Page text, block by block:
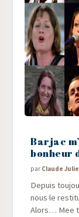
Barjac
bonheur
par Claude
Depuis
nous le
Alors… Mee